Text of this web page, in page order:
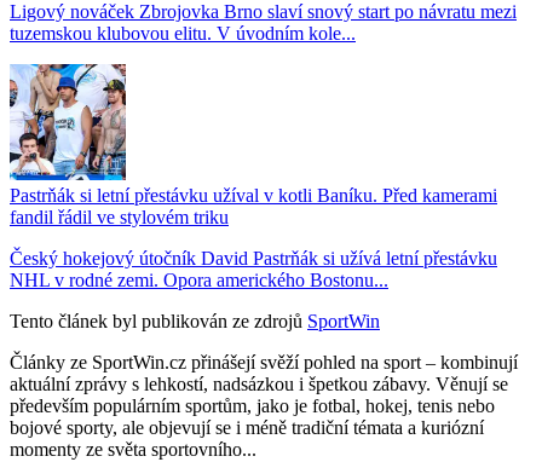
Ligový nováček Zbrojovka Brno slaví snový start po návratu mezi
tuzemskou klubovou elitu. V úvodním kole...
Pastrňák si letní přestávku užíval v kotli Baníku. Před kamerami
fandil řádil ve stylovém triku
Český hokejový útočník David Pastrňák si užívá letní přestávku
NHL v rodné zemi. Opora amerického Bostonu...
Tento článek byl publikován ze zdrojů SportWin
Články ze SportWin.cz přinášejí svěží pohled na sport – kombinují
aktuální zprávy s lehkostí, nadsázkou i špetkou zábavy. Věnují se
především populárním sportům, jako je fotbal, hokej, tenis nebo
bojové sporty, ale objevují se i méně tradiční témata a kuriózní
momenty ze světa sportovního...